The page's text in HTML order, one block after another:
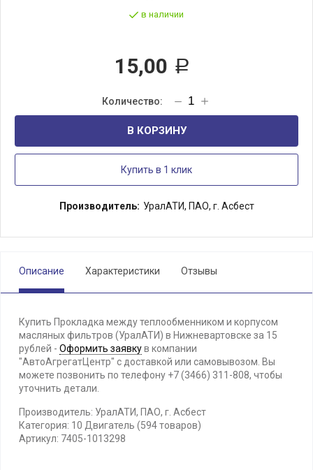
в наличии
15,00 Р
В КОРЗИНУ
Купить в 1 клик
Производитель: УралАТИ, ПАО, г. Асбест
Описание Характеристики Отзывы
Купить Прокладка между теплообменником и корпусом
масляных фильтров (УралАТИ) в Нижневартовске за 15
рублей - Оформить заявкув компании
"АвтоАгрегатЦентр" с доставкой или самовывозом. Вы
можете позвонить по телефону +7 (3466) 311-808, чтобы
уточнить детали.
Производитель: УралАТИ, ПАО, г. Асбест
Категория: 10 Двигатель (594 товаров)
Артикул: 7405-1013298